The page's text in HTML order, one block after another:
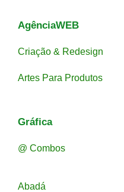
AgênciaWEB
Criação & Redesign
Artes Para Produtos
Gráfica
@ Combos
Abadá